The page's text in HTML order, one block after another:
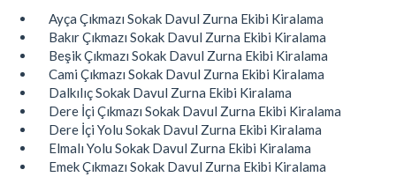
Ayça Çıkmazı Sokak Davul Zurna Ekibi Kiralama
Bakır Çıkmazı Sokak Davul Zurna Ekibi Kiralama
Beşik Çıkmazı Sokak Davul Zurna Ekibi Kiralama
Cami Çıkmazı Sokak Davul Zurna Ekibi Kiralama
Dalkılıç Sokak Davul Zurna Ekibi Kiralama
Dere İçi Çıkmazı Sokak Davul Zurna Ekibi Kiralama
Dere İçi Yolu Sokak Davul Zurna Ekibi Kiralama
Elmalı Yolu Sokak Davul Zurna Ekibi Kiralama
Emek Çıkmazı Sokak Davul Zurna Ekibi Kiralama